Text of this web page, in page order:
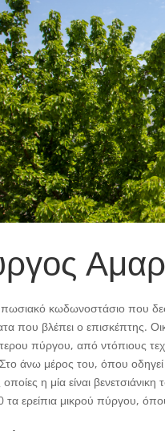
κωδωνοστάσιο που
που βλέπει ο επισκέπτης.
πύργου, από ντόπιους
άνω μέρος του, όπου οδηγεί
οποίες η μία είναι
τα ερείπια μικρού πύργου,